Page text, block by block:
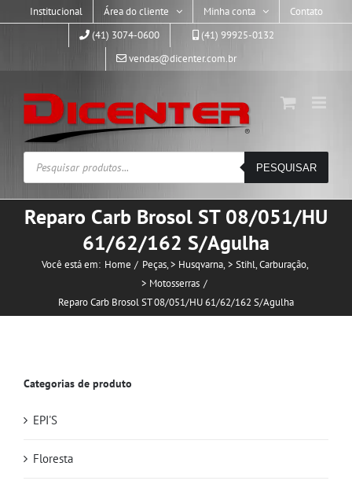
Institucional Área do cliente Minha conta
Contato
(41) 3074-0600
(41) 99925-0132
vendas@dicenter.com.br
Pesquisar
produtos
PESQUISAR
Reparo Carb Brosol ST 08/051/HU
61/62/162 S/Agulha
Você está em: Home Peças > Husqvarna > Stihl Carburação
> Motosserras
Reparo Carb Brosol ST 08/051/HU 61/62/162 S/Agulha
Categorias de produto
EPI'S
Floresta